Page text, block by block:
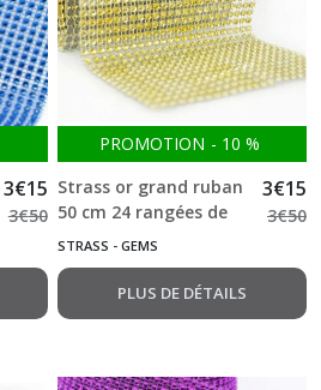
3€15
3€50
PROMOTION - 10 %
Strass or grand ruban
50 cm 24 rangées de
4mm
3€15
3€50
STRASS - GEMS
PLUS DE DÉTAILS